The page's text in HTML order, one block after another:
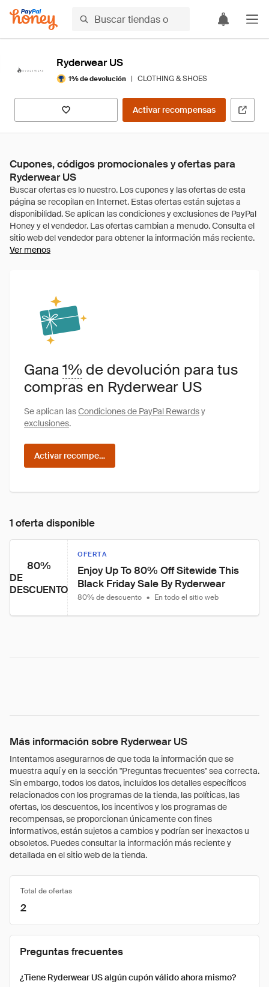
Ryderwear US
1% de devolución | CLOTHING & SHOES
Activar recompensas
Cupones, códigos promocionales y ofertas para
Ryderwear US
Ver menos
Gana1% de devolución para tus
compras en Ryderwear US
Se aplican lasCondiciones de PayPal Rewardsy
exclusiones.
Activar recompensas
1 oferta disponible
80%
DE
DESCUENTO
OFERTA
Enjoy Up To 80% Off Sitewide This
Black Friday Sale By Ryderwear
80% de descuento • En todo el sitio web
Más información sobre Ryderwear US
Intentamos asegurarnos de que toda la información que se
muestra aquí y en la sección "Preguntas frecuentes" sea correcta.
Sin embargo, todos los datos, incluidos los detalles específicos
relacionados con los programas de la tienda, las políticas, las
ofertas, los descuentos, los incentivos y los programas de
recompensas, se proporcionan únicamente con fines
informativos, están sujetos a cambios y podrían ser inexactos u
obsoletos. Puedes consultar la información más reciente y
detallada en el sitio web de la tienda.
Total de ofertas
2
Preguntas frecuentes
¿Tiene Ryderwear US algún cupón válido ahora mismo?